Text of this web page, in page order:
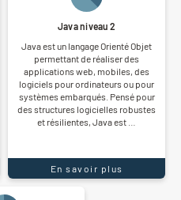
Java niveau 2
Java est un langage Orienté Objet
permettant de réaliser des
applications web, mobiles, des
logiciels pour ordinateurs ou pour
systèmes embarqués. Pensé pour
des structures logicielles robustes
et résilientes, Java est …
En savoir plus